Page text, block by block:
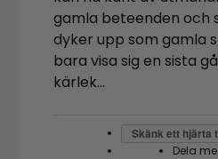
gamla beteenden och
dyker upp som gamla
bara visa sig en sista
kärlek…
Skänk ett hjärta
Dela